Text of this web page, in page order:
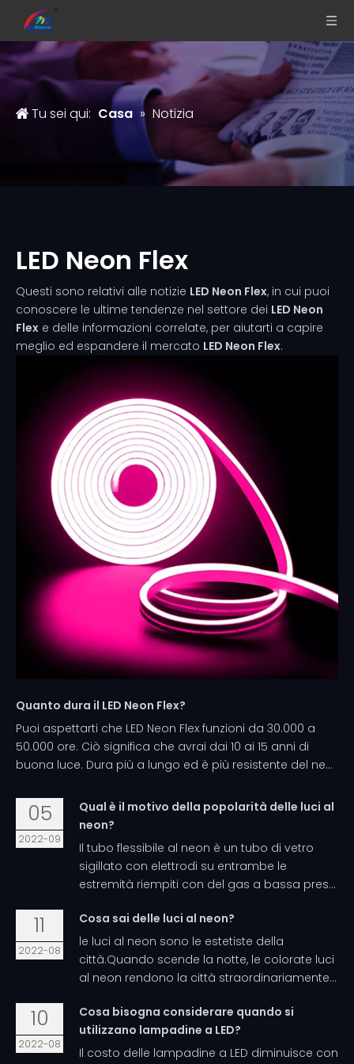
Tu sei qui: Casa » Notizia
LED Neon Flex
Questi sono relativi alle notizie LED Neon Flex, in cui puoi
conoscere le ultime tendenze nel settore dei LED Neon
Flex e delle informazioni correlate, per aiutarti a capire
meglio ed espandere il mercato LED Neon Flex.
Quanto dura il LED Neon Flex?
Puoi aspettarti che LED Neon Flex funzioni da 30.000 a
50.000 ore. Ciò significa che avrai dai 10 ai 15 anni di
buona luce. Dura più a lungo ed è più resistente del ne...
05
2022-09
Qual è il motivo della popolarità delle luci al
neon?
Il tubo flessibile al neon è un tubo di vetro
sigillato con elettrodi su entrambe le
estremità riempiti con del gas a bassa pres...
11
2022-08
Cosa sai delle luci al neon?
le luci al neon sono le estetiste della
città.Quando scende la notte, le colorate luci
al neon rendono la città straordinariamente...
10
2022-08
Cosa bisogna considerare quando si
utilizzano lampadine a LED?
Il costo delle lampadine a LED diminuisce con